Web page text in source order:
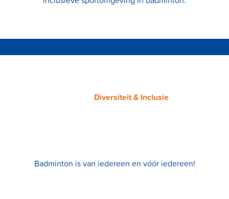
Diversiteit & Inclusie
Badminton is van iedereen en vóór iedereen!